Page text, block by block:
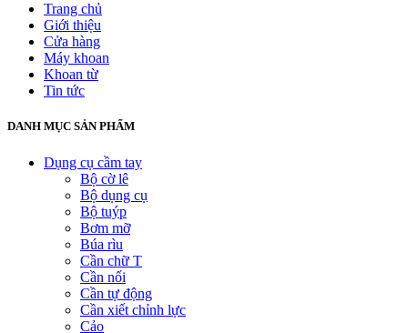
Trang chủ
Giới thiệu
Cửa hàng
Máy khoan
Khoan từ
Tin tức
DANH MỤC SẢN PHẨM
Dụng cụ cầm tay
Bộ cờ lê
Bộ dụng cụ
Bộ tuýp
Bơm mỡ
Búa rìu
Cần chữ T
Cần nối
Cần tự động
Cần xiết chỉnh lực
Cảo